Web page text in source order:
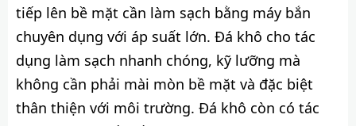
tiếp lên bề mặt cần làm sạch bằng máy bắn
chuyên dụng với áp suất lớn. Đá khô cho tác
dụng làm sạch nhanh chóng, kỹ lưỡng mà
không cần phải mài mòn bề mặt và đặc biệt
thân thiện với môi trường. Đá khô còn có tác